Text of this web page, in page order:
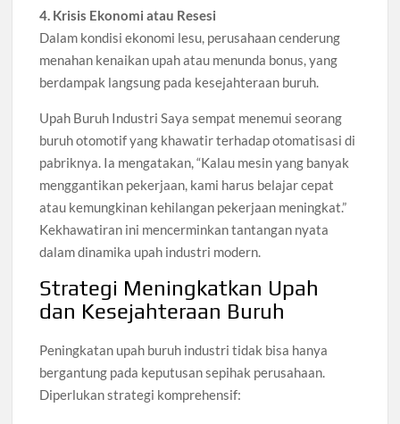
4. Krisis Ekonomi atau Resesi
Dalam kondisi ekonomi lesu, perusahaan cenderung
menahan kenaikan upah atau menunda bonus, yang
berdampak langsung pada kesejahteraan buruh.
Upah Buruh Industri Saya sempat menemui seorang
buruh otomotif yang khawatir terhadap otomatisasi di
pabriknya. Ia mengatakan, “Kalau mesin yang banyak
menggantikan pekerjaan, kami harus belajar cepat
atau kemungkinan kehilangan pekerjaan meningkat.”
Kekhawatiran ini mencerminkan tantangan nyata
dalam dinamika upah industri modern.
Strategi Meningkatkan Upah
dan Kesejahteraan Buruh
Peningkatan upah buruh industri tidak bisa hanya
bergantung pada keputusan sepihak perusahaan.
Diperlukan strategi komprehensif: